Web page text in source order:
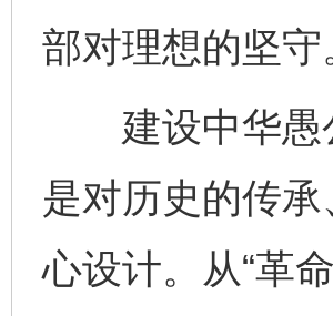
部对理想的坚守
建设中华愚
是对历史的传
心设计。从“革